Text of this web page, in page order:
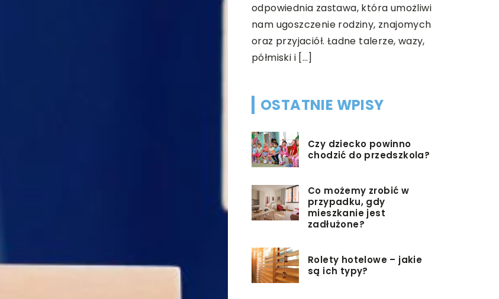
odpowiednia zastawa, która umożliwi
nam ugoszczenie rodziny, znajomych
oraz przyjaciół. Ładne talerze, wazy,
półmiski i […]
OSTATNIE WPISY
Czy dziecko powinno
chodzić do przedszkola?
Co możemy zrobić w
przypadku, gdy
mieszkanie jest
zadłużone?
Rolety hotelowe – jakie
są ich typy?